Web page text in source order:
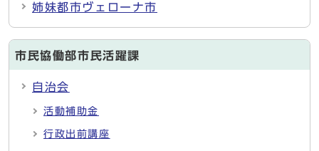
姉妹都市ヴェローナ市
市民協働部市民活躍課
自治会
活動補助金
行政出前講座